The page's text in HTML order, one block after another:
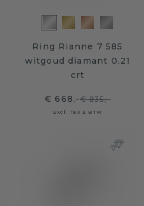
Ring Rianne 7 585
witgoud diamant 0.21
crt
€ 668,-€ 835,-
Excl. Tax & BTW